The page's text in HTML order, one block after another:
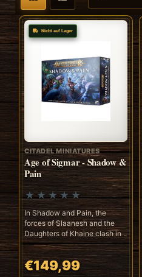
Nicht auf Lager
CITADEL MINIATURES
Age of Sigmar - Shadow &
Pain
In Shadow and Pain, the
forces of Slaanesh and the
Daughters of Khaine clash in ..
€149,99